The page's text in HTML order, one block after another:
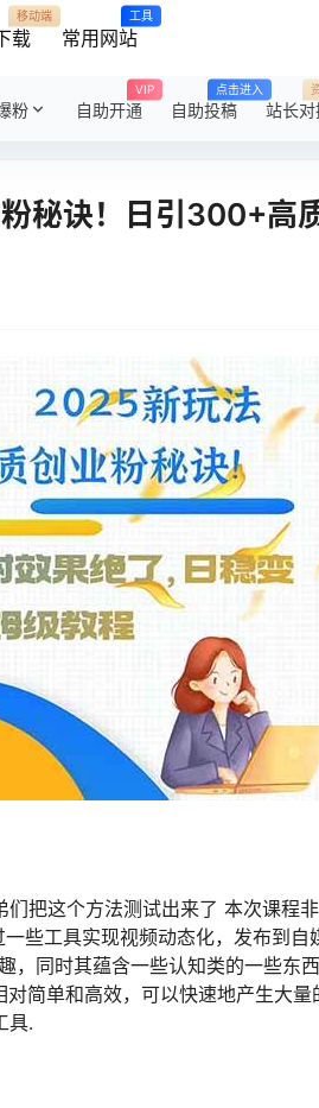
载
移动端
常用网站
工具
粉 自助开通
VIP
自助投稿
点击进入
站长对
秘诀！日引300+高
把这个方法测试出来了 本次课程
些工具实现视频动态化，发布到
，同时其蕴含一些认知类的一些东
简单和高效，可以快速地产生大
具.